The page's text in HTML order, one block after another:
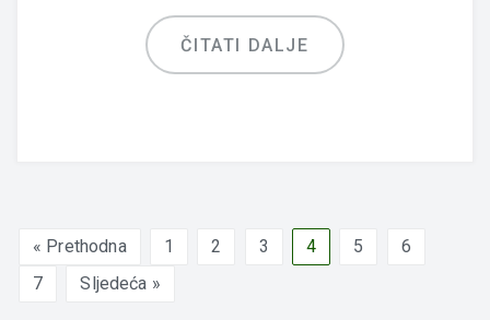
ČITATI DALJE
« Prethodna 1 2 3 4 5
6
7
Sljedeća »